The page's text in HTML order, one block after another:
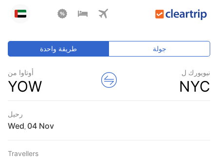
طريقة واحدة جولة
أوتاوا من
YOW
نيويورك ل
NYC
رحيل
Wed
Travellers